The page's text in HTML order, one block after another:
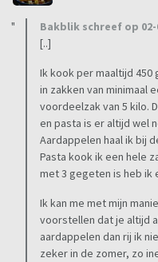
Bakblik schreef op 02-
[..]
Ik kook per maaltijd
in zakken van minimaal
voordeelzak van 5 kilo.
en pasta is er altijd wel
Aardappelen haal ik bij
Pasta kook ik een hele
met 3 gegeten is heb ik
Ik kan me met mijn
voorstellen dat je altijd
aardappelen dan rij ik
zeker in de zomer, zo